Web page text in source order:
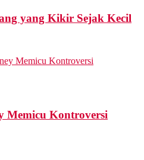
yang Kikir Sejak Kecil
Memicu Kontroversi